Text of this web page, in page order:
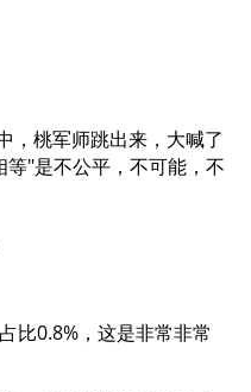
，桃军师跳出来，大喊了
"是不公平，不可能，不
比0.8%，这是非常非常